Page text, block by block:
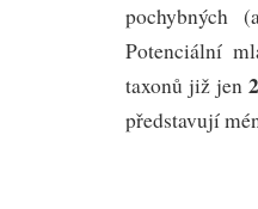
pochybných
Potenciální
taxonů již jen
představují